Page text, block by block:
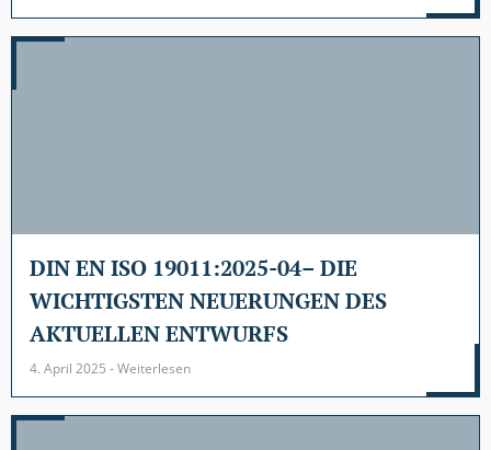
DIN EN ISO 19011:2025-04– DIE
WICHTIGSTEN NEUERUNGEN DES
AKTUELLEN ENTWURFS
4. April 2025 - Weiterlesen